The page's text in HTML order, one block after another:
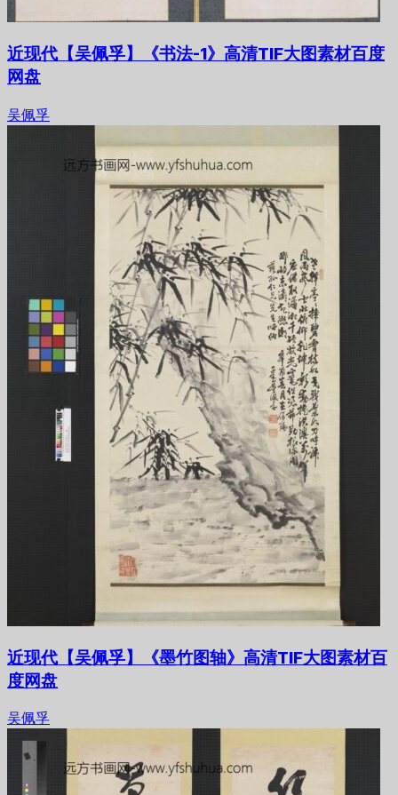
近现代【吴佩孚】《书法-1》高清TIF大图素材百度
网盘
吴佩孚
近现代【吴佩孚】《墨竹图轴》高清TIF大图素材百
度网盘
吴佩孚